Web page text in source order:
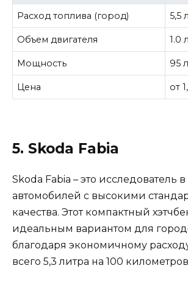
Расход топлива (город) 5,5
Объем двигателя 1.0 л
Мощность 95
Цена от
5. Skoda Fabia
Skoda Fabia – это исследователь
автомобилей с высокими
качества. Этот компактный
идеальным вариантом для
благодаря экономичному
всего 5,3 литра на 100